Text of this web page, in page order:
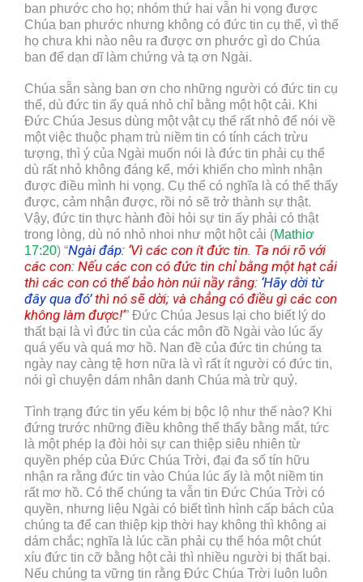
ban phước cho họ; nhóm thứ hai vẫn hi vọng được
Chúa ban phước nhưng không có đức tin cụ thể, vì thế
họ chưa khi nào nêu ra được ơn phước gì do Chúa
ban để dạn dĩ làm chứng và tạ ơn Ngài.
Chúa sẵn sàng ban ơn cho những người có đức tin cụ
thể, dù đức tin ấy quá nhỏ chỉ bằng một hột cải. Khi
Đức Chúa Jesus dùng một vật cụ thể rất nhỏ để nói về
một việc thuộc phạm trù niềm tin có tính cách trừu
tượng, thì ý của Ngài muốn nói là đức tin phải cụ thể
dù rất nhỏ không đáng kể, mới khiến cho mình nhận
được điều mình hi vọng. Cụ thể có nghĩa là có thể thấy
được, cảm nhận được, rồi nó sẽ trở thành sự thật.
Vậy, đức tin thực hành đòi hỏi sự tin ấy phải có thật
trong lòng, dù nó nhỏ nhoi như một hột cải (Mathiơ
17:20) “Ngài đáp: ‘Vì các con ít đức tin. Ta nói rõ với
các con: Nếu các con có đức tin chỉ bằng một hạt cải
thì các con có thể bảo hòn núi nầy rằng: ‘Hãy dời từ
đây qua đó’thì nó sẽ dời; và chẳng có điều gì các con
không làm được!‘” Đức Chúa Jesus lại cho biết lý do
thất bại là vì đức tin của các môn đồ Ngài vào lúc ấy
quá yếu và quá mơ hồ. Nan đề của đức tin chúng ta
ngày nay càng tệ hơn nữa là vì rất ít người có đức tin,
nói gì chuyện dám nhân danh Chúa mà trừ quỷ.
Tình trạng đức tin yếu kém bị bộc lộ như thế nào? Khi
đứng trước những điều không thể thấy bằng mắt, tức
là một phép lạ đòi hỏi sự can thiệp siêu nhiên từ
quyền phép của Đức Chúa Trời, đại đa số tín hữu
nhận ra rằng đức tin vào Chúa lúc ấy là một niềm tin
rất mơ hồ. Có thể chúng ta vẫn tin Đức Chúa Trời có
quyền, nhưng liệu Ngài có biết tình hình cấp bách của
chúng ta để can thiệp kịp thời hay không thì không ai
dám chắc; nghĩa là lúc cần phải cụ thể hóa một chút
xíu đức tin cỡ bằng hột cải thì nhiều người bị thất bại.
Nếu chúng ta vững tin rằng Đức Chúa Trời luôn luôn